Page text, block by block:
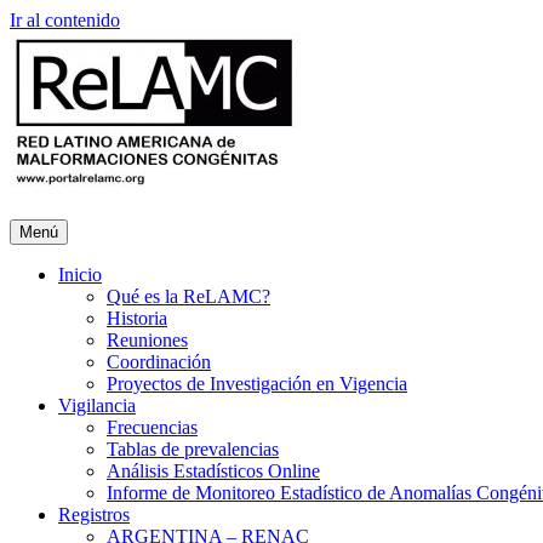
Ir al contenido
Menú
Inicio
Qué es la ReLAMC?
Historia
Reuniones
Coordinación
Proyectos de Investigación en Vigencia
Vigilancia
Frecuencias
Tablas de prevalencias
Análisis Estadísticos Online
Informe de Monitoreo Estadístico de Anomalías
Registros
ARGENTINA – RENAC